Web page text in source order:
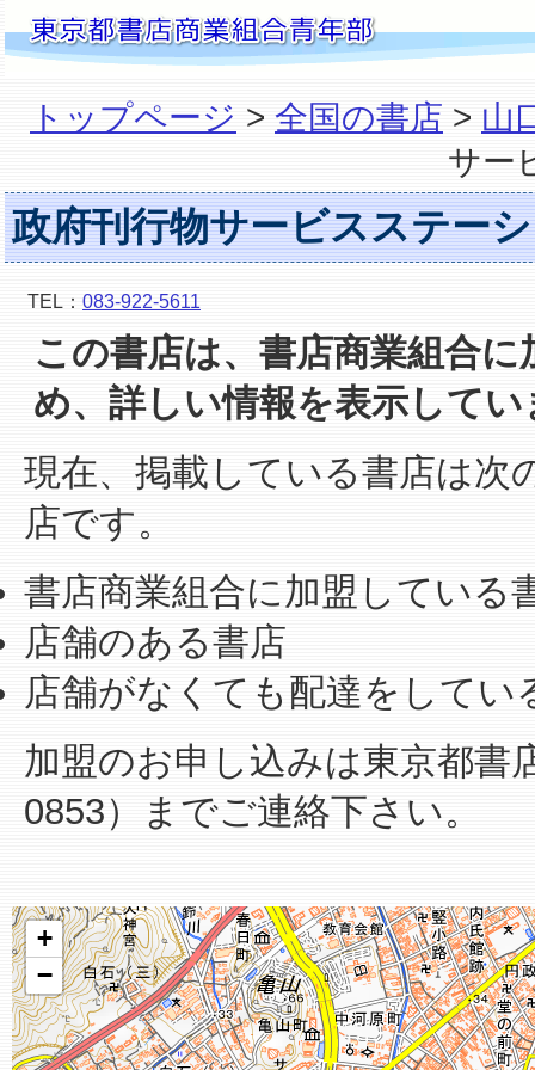
トップページ > 全国の書店 > 山
サー
政府刊行物サービスステー
TEL： 083-922-5611
この書店は、書店商業組合
め、詳しい情報を表示して
現在、掲載している書店は次
店です。
書店商業組合に加盟している
店舗のある書店
店舗がなくても配達をしてい
加盟のお申し込みは東京都書
0853）までご連絡下さい。
+
−